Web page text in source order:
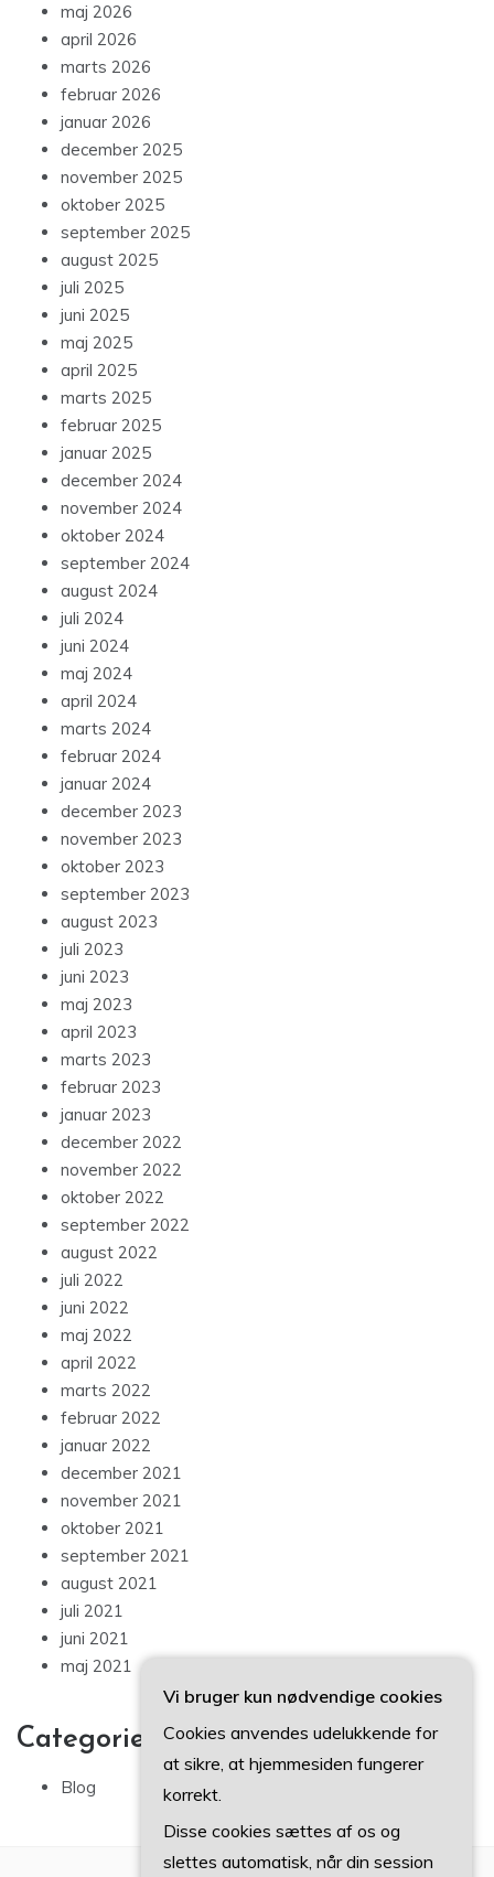
maj 2026
april 2026
marts 2026
februar 2026
januar 2026
december 2025
november 2025
oktober 2025
september 2025
august 2025
juli 2025
juni 2025
maj 2025
april 2025
marts 2025
februar 2025
januar 2025
december 2024
november 2024
oktober 2024
september 2024
august 2024
juli 2024
juni 2024
maj 2024
april 2024
marts 2024
februar 2024
januar 2024
december 2023
november 2023
oktober 2023
september 2023
august 2023
juli 2023
juni 2023
maj 2023
april 2023
marts 2023
februar 2023
januar 2023
december 2022
november 2022
oktober 2022
september 2022
august 2022
juli 2022
juni 2022
maj 2022
april 2022
marts 2022
februar 2022
januar 2022
december 2021
november 2021
oktober 2021
september 2021
august 2021
juli 2021
juni 2021
maj 2021
Categories
Blog
Vi bruger kun nødvendige cookies
Cookies anvendes udelukkende for
at sikre, at hjemmesiden fungerer
korrekt.
Disse cookies sættes af os og
slettes automatisk, når din session